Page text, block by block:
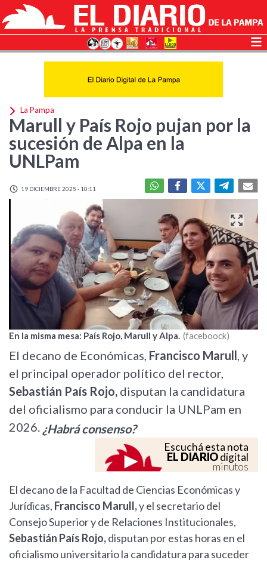
La Pampa
Marull y País Rojo pujan por la
sucesión de Alpa en la
UNLPam
19 DICIEMBRE 2025 - 10:11
En la misma mesa: País Rojo, Marull y Alpa. faceboock
El decano de Económicas, Francisco Marull , y
el principal operador político del rector,
Sebastián País Rojo, disputan la candidatura
del oficialismo para conducir la UNLPam en
2026. ¿Habrá consenso?
Escuchá esta nota
EL DIARIOdigital
minutos
El decano de la Facultad de Ciencias Económicas y
Jurídicas, Francisco Marull,y el secretario del
Consejo Superior y de Relaciones Institucionales,
Sebastián País Rojo,disputan por estas horas en el
oficialismo universitario la candidatura para suceder